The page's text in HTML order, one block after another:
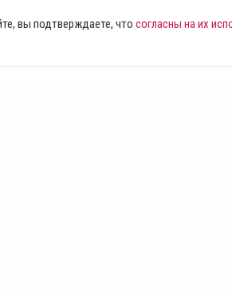
вы подтверждаете, что согласны на их